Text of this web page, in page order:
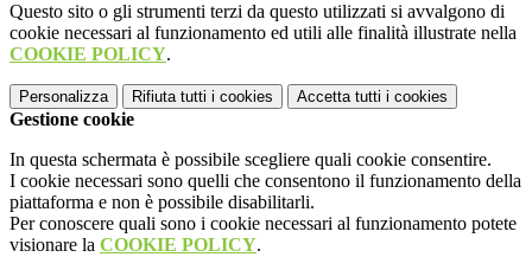
Questo sito o gli strumenti terzi da questo utilizzati si avvalgono di
cookie necessari al funzionamento ed utili alle finalità illustrate nella
COOKIE POLICY.
Personalizza Rifiuta tutti i cookies Accetta tutti i cookies
Gestione cookie
In questa schermata è possibile scegliere quali cookie consentire.
I cookie necessari sono quelli che consentono il funzionamento della
piattaforma e non è possibile disabilitarli.
Per conoscere quali sono i cookie necessari al funzionamento potete
visionare la COOKIE POLICY.